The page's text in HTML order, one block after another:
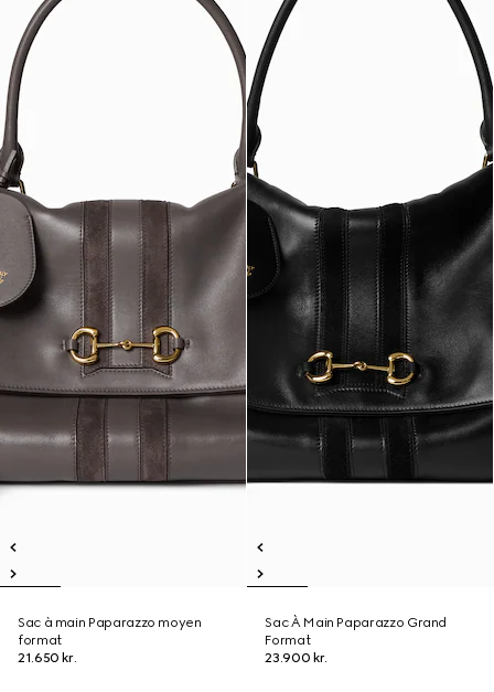
Sac à main Paparazzo moyen
format
21.650 kr.
Sac À Main Paparazzo Grand
Format
23.900 kr.